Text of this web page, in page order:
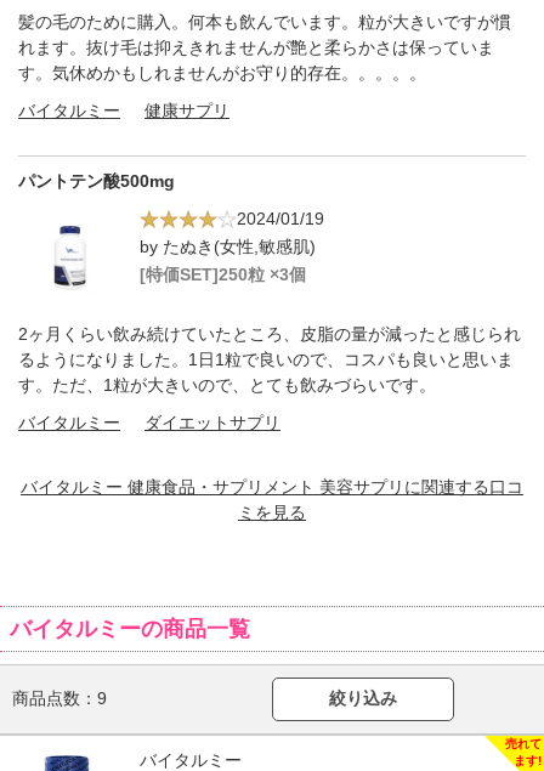
髪の毛のために購入。何本も飲んでいます。粒が大きいですが慣
れます。抜け毛は抑えきれませんが艶と柔らかさは保っていま
す。気休めかもしれませんがお守り的存在。。。。。
バイタルミー
健康サプリ
パントテン酸500mg
2024/01/19
by たぬき(女性,敏感肌)
[特価SET]250粒 ×3個
2ヶ月くらい飲み続けていたところ、皮脂の量が減ったと感じられ
るようになりました。1日1粒で良いので、コスパも良いと思いま
す。ただ、1粒が大きいので、とても飲みづらいです。
バイタルミー
ダイエットサプリ
バイタルミー 健康食品・サプリメント 美容サプリに関連する口コ
ミを見る
バイタルミーの商品一覧
商品点数： 9 絞り込み
バイタルミー